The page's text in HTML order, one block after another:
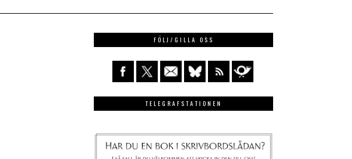
FÖLJ/GILLA OSS
TELEGRAFSTATIONEN